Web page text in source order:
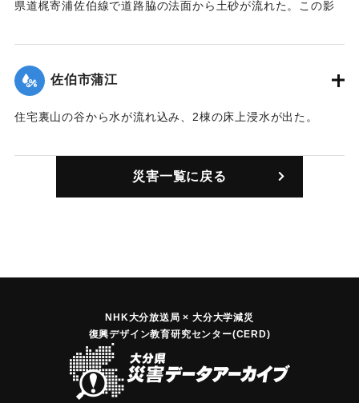
県道梶寄浦佐伯線で道路脇の法面から土砂が流れた。この影
梶寄地区（101世帯）が3時間ほど孤立状態となった。
｜固有コード: 09958002
佐伯市蒲江
住宅裏山の谷から水が流れ込み、2棟の床上浸水が出た。
｜固有コード:09958003
災害一覧に戻る
NHK大分放送局 × 大分大学減災
復興デザイン教育研究センター(CERD)